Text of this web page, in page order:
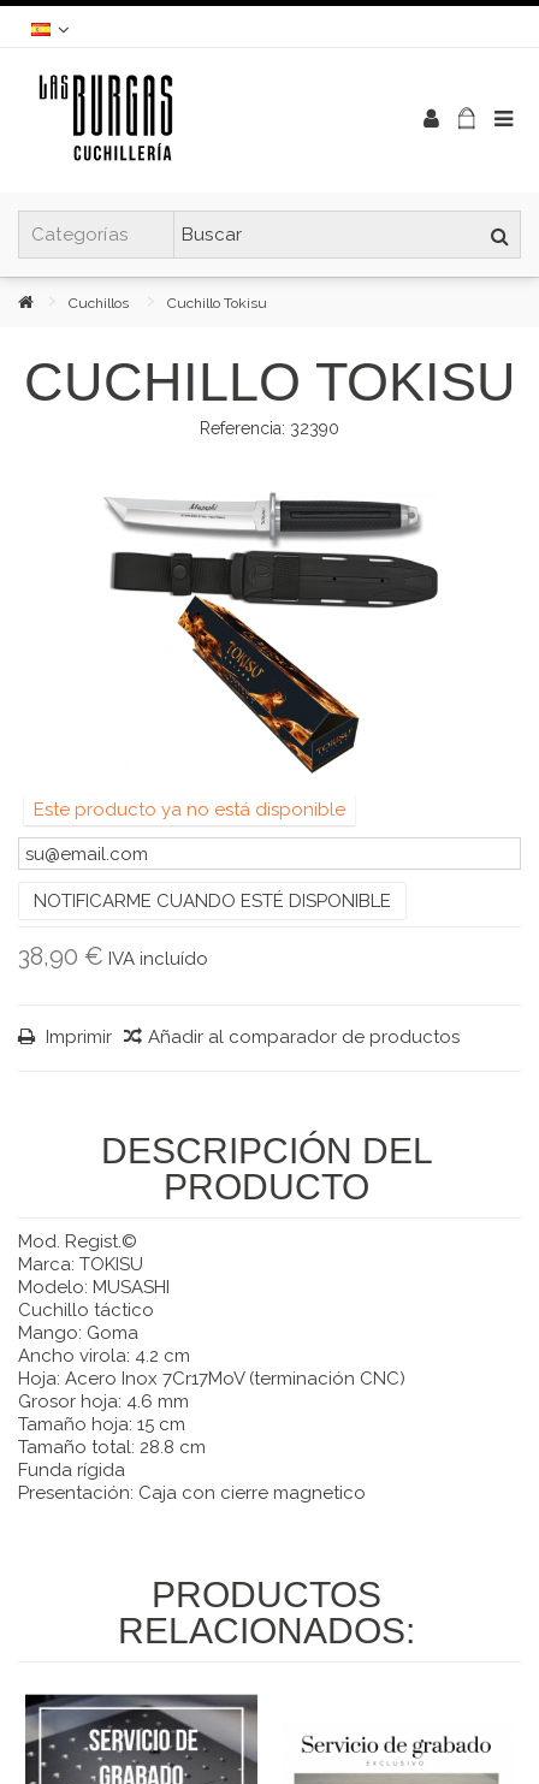
Cuchillos Cuchillo Tokisu
CUCHILLO TOKISU
Referencia: 32390
Este producto ya no está disponible
NOTIFICARME CUANDO ESTÉ DISPONIBLE
38,90 € IVA incluído
Imprimir Añadir al comparador de productos
DESCRIPCIÓN DEL
PRODUCTO
Mod. Regist.©
Marca: TOKISU
Modelo: MUSASHI
Cuchillo táctico
Mango: Goma
Ancho virola: 4.2 cm
Hoja: Acero Inox 7Cr17MoV (terminación CNC)
Grosor hoja: 4.6 mm
Tamaño hoja: 15 cm
Tamaño total: 28.8 cm
Funda rígida
Presentación: Caja con cierre magnetico
PRODUCTOS
RELACIONADOS: